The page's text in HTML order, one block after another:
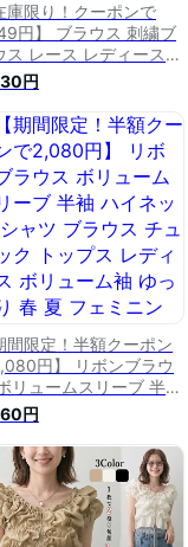
庫限り！クーポンで
円】 ブラウス 刺繍ブ
ス レース レディース
花柄 シアー トップス
ートップス シースルー
感 五分袖 ふんわり袖
ル ゆったり 体型カバー
か 可愛い 春 夏 韓国 韓
ァッション 20代 30代
50代 cocomomo
円
間限定！半額クーポン
円】 リボンブラウ
リュームスリーブ 半袖
ネック シャツ ブラウス
ニック トップス レディ
ボリューム袖 ゆったり
夏 フェミニン 可愛い 大
上品 韓国 韓国ファッシ
20代 30代 40代 50代
ココモモ
円